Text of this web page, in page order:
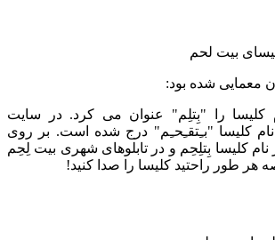
بیت لحم
معمایی شده بود:
کلیسا را "بِتلِم" عنوان می کرد. در سایت
کلیسا "بـِتقـِحـِم" درج شده است. بر روی
نام کلیسا بِتلِحِم و در تابلوهای شهری بیت لِحِم
طور راحتید کلیسا را صدا کنید!